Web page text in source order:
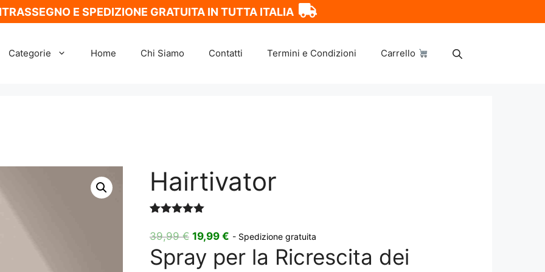
E SPEDIZIONE GRATUITA IN TUTTA ITALIA
Categorie Home Chi Siamo Contatti Termini e Condizioni Carrello
Hairtivator
5.00su 5
su base
di
recensioni
39,99€ Il
prezzo
originale
19,99 €Il
prezzo
attuale
- Spedizione gratuita
Spray per la Ricrescita dei